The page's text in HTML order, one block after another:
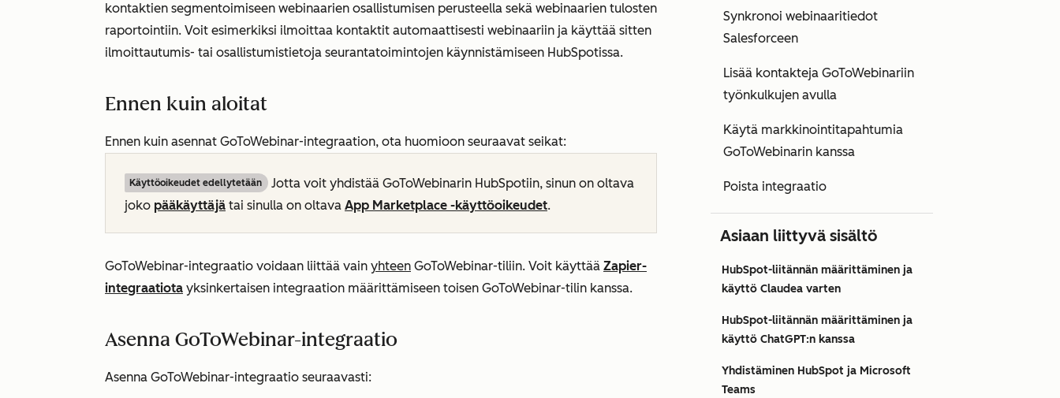
kontaktien segmentoimiseen webinaarien osallistumisen perusteella sekä webinaarien tulosten
raportointiin. Voit esimerkiksi ilmoittaa kontaktit automaattisesti webinaariin ja käyttää sitten
ilmoittautumis- tai osallistumistietoja seurantatoimintojen käynnistämiseen HubSpotissa.
Ennen kuin aloitat
Ennen kuin asennat GoToWebinar-integraation, ota huomioon seuraavat seikat:
Käyttöoikeudet edellytetään
Jotta voit yhdistää GoToWebinarin HubSpotiin, sinun on oltava
joko pääkäyttäjä tai sinulla on oltava App Marketplace -käyttöoikeudet.
GoToWebinar-integraatio voidaan liittää vain yhteen GoToWebinar-tiliin. Voit käyttää Zapier-
integraatiota yksinkertaisen integraation määrittämiseen toisen GoToWebinar-tilin kanssa.
Asenna GoToWebinar-integraatio
Asenna GoToWebinar-integraatio seuraavasti:
Synkronoi webinaaritiedot
Salesforceen
Lisää kontakteja GoToWebinariin
työnkulkujen avulla
Käytä markkinointitapahtumia
GoToWebinarin kanssa
Poista integraatio
Asiaan liittyvä sisältö
HubSpot-liitännän määrittäminen ja
käyttö Claudea varten
HubSpot-liitännän määrittäminen ja
käyttö ChatGPT:n kanssa
Yhdistäminen HubSpot ja Microsoft
Teams